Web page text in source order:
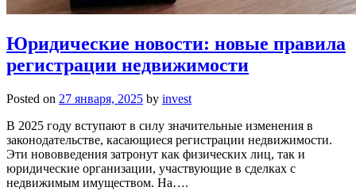
Юридические новости: новые правила
регистрации недвижимости
Posted on 27 января, 2025 by invest
В 2025 году вступают в силу значительные изменения в
законодательстве, касающиеся регистрации недвижимости.
Эти нововведения затронут как физических лиц, так и
юридические организации, участвующие в сделках с
недвижимым имуществом. На….